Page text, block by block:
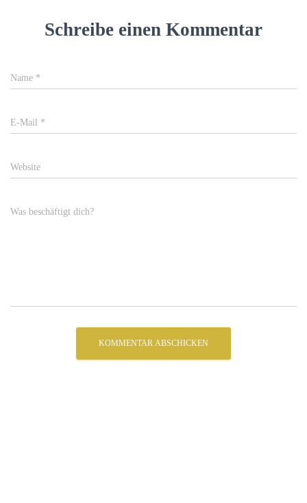
Schreibe einen Kommentar
Name *
E-Mail *
Website
Was beschäftigt dich?